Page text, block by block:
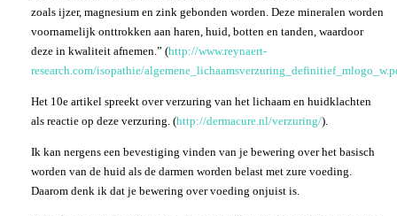
zoals ijzer, magnesium en zink gebonden worden. Deze mineralen worden
voornamelijk onttrokken aan haren, huid, botten en tanden, waardoor
deze in kwaliteit afnemen.” (http://www.reynaert-
research.com/isopathie/
Het 10e artikel spreekt over verzuring van het lichaam en huidklachten
als reactie op deze verzuring. (http://dermacure.nl/verzuring/).
Ik kan nergens een bevestiging vinden van je bewering over het basisch
worden van de huid als de darmen worden belast met zure voeding.
Daarom denk ik dat je bewering over voeding onjuist is.